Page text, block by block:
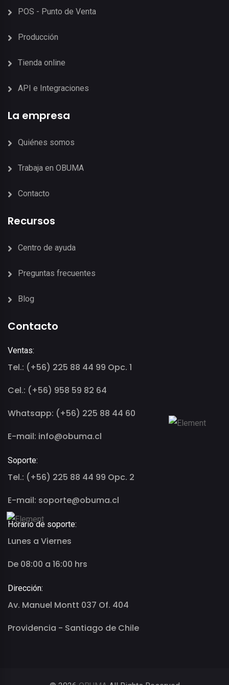
POS - Punto de Venta
Producción
Tienda online
API e Integraciones
La empresa
Quiénes somos
Trabaja en OBUMA
Contacto
Recursos
Centro de ayuda
Preguntas frecuentes
Blog
Contacto
Ventas:
Tel.: (+56) 225 88 44 99 Opc. 1
Cel.: (+56) 958 59 82 64
Whatsapp: (+56) 225 88 44 60
E-mail: info@obuma.cl
Soporte:
Tel.: (+56) 225 88 44 99 Opc. 2
E-mail: soporte@obuma.cl
Horario de soporte:
Lunes a Viernes
De 08:00 a 16:00 hrs
Dirección:
Av. Manuel Montt 037 Of. 404
Providencia - Santiago de Chile